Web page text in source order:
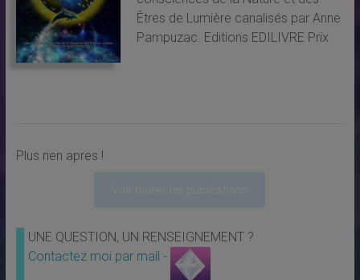
Êtres de Lumière canalisés par Anne
Pampuzac. Editions EDILIVRE Prix
Plus rien apres !
UNE QUESTION, UN RENSEIGNEMENT ?
Contactez moi par mail -